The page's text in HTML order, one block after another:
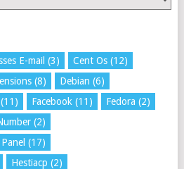
E-mail (3) Cent Os(12)
(8) Debian (6)
(11) Facebook (11) Fedora (2)
(2)
(17)
Hestiacp (2)